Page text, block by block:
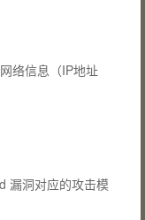
络信息（IP地址
漏洞对应的攻击模